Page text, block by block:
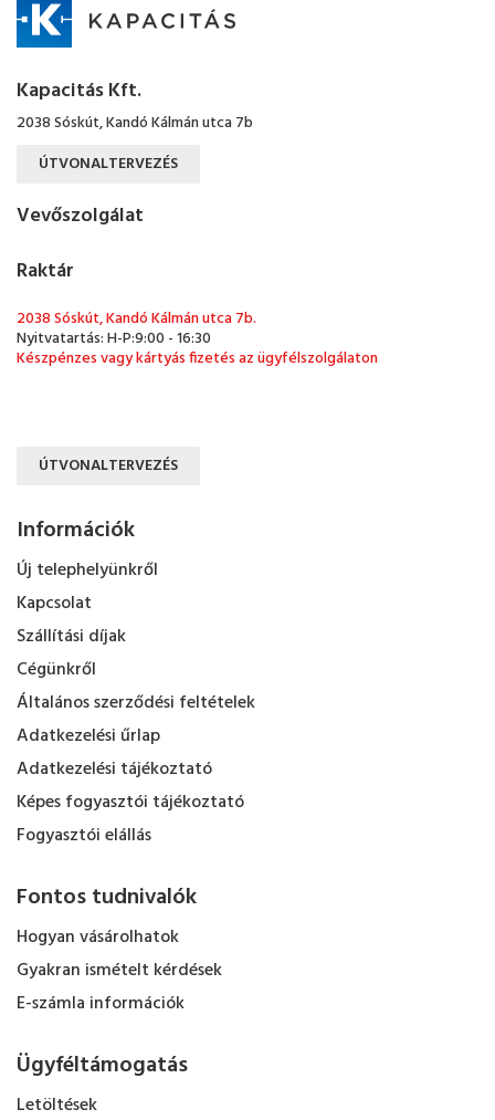
Kapacitás Kft.
2038 Sóskút, Kandó Kálmán utca 7b
ÚTVONALTERVEZÉS
Vevőszolgálat
Raktár
2038 Sóskút, Kandó Kálmán utca 7b.
Nyitvatartás: H-P:9:00 - 16:30
Készpénzes vagy kártyás fizetés az ügyfélszolgálaton
ÚTVONALTERVEZÉS
Információk
Új telephelyünkről
Kapcsolat
Szállítási díjak
Cégünkről
Általános szerződési feltételek
Adatkezelési űrlap
Adatkezelési tájékoztató
Képes fogyasztói tájékoztató
Fogyasztói elállás
Fontos tudnivalók
Hogyan vásárolhatok
Gyakran ismételt kérdések
E-számla információk
Ügyféltámogatás
Letöltések